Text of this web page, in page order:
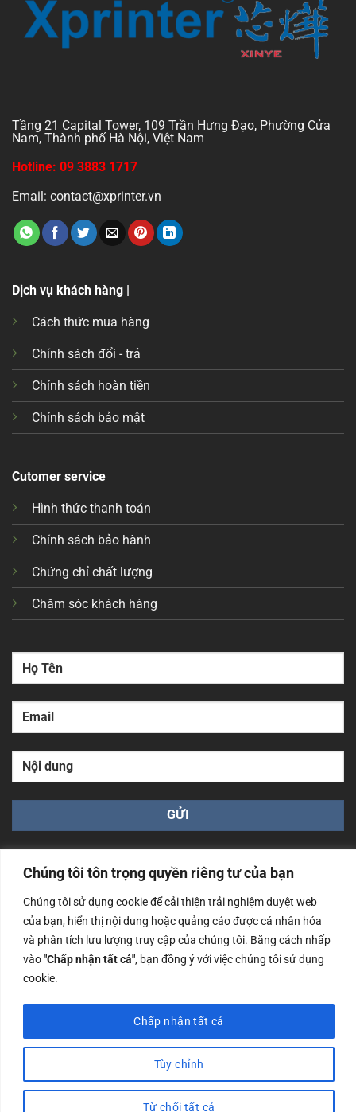
Chúng tôi tôn trọng quyền riêng tư của bạn
Chúng tôi sử dụng cookie để cải thiện trải nghiệm duyệt web
của bạn, hiển thị nội dung hoặc quảng cáo được cá nhân hóa
và phân tích lưu lượng truy cập của chúng tôi. Bằng cách nhấp
vào"Chấp nhận tất cả", bạn đồng ý với việc chúng tôi sử dụng
cookie.
Tùy chỉnh
Từ chối tất cả
Chấp nhận tất cả
Tầng 21 Capital Tower, 109 Trần Hưng Đạo, Phường Cửa
Nam, Thành phố Hà Nội, Việt Nam
Hotline: 09 3883 1717
Email: contact@xprinter.vn
Dịch vụ khách hàng |
Cách thức mua hàng
Chính sách đổi - trả
Chính sách hoàn tiền
Chính sách bảo mật
Cutomer service
Hình thức thanh toán
Chính sách bảo hành
Chứng chỉ chất lượng
Chăm sóc khách hàng
Công ty TNHH Nam Bình Xương - Số ĐKKD: 0108783483
cấp ngày 14/06/2019 bởi Sở Kế Hoạch và Đầu Tư Tp. Hà
Nội
Copyrights @2023 Nam Binh Xuong. All Rights Reserved